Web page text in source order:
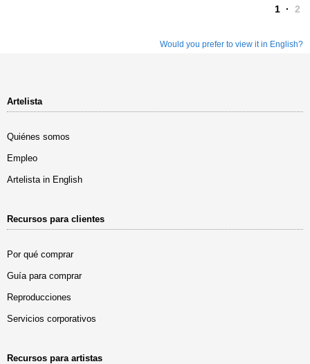
1 · 2
Would you prefer to view it in English?
Artelista
Quiénes somos
Empleo
Artelista in English
Recursos para clientes
Por qué comprar
Guía para comprar
Reproducciones
Servicios corporativos
Recursos para artistas